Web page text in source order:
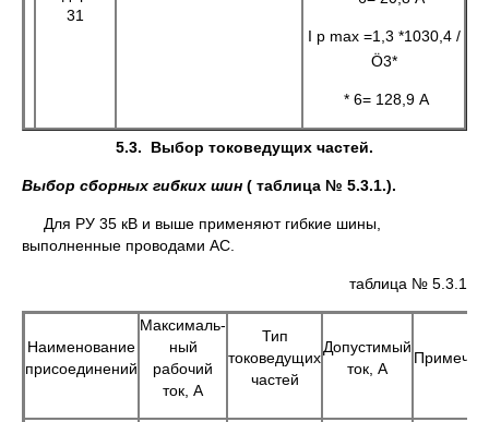
31
I р max =1,3 *1030,4 /
Ö3*
* 6= 128,9 А
5.3. Выбор токоведущих частей.
Выбор сборных гибких шин ( таблица № 5.3.1.).
Для РУ 35 кВ и выше применяют гибкие шины,
выполненные проводами АС.
таблица № 5.3.1
Наименование
присоединений
Максималь-
ный
рабочий
ток, А
Тип
токоведущих
частей
Допустимый
ток, А